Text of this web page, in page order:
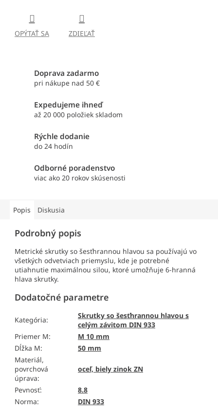
OPÝTAŤ SA ZDIEĽAŤ
Doprava zadarmo
pri nákupe nad 50 €
Expedujeme ihneď
až 20 000 položiek skladom
Rýchle dodanie
do 24 hodín
Odborné poradenstvo
viac ako 20 rokov skúsenosti
Popis Diskusia
Podrobný popis
Metrické skrutky so šesťhrannou hlavou sa používajú vo
všetkých odvetviach priemyslu, kde je potrebné
utiahnutie maximálnou silou, ktoré umožňuje 6-hranná
hlava skrutky.
Dodatočné parametre
Kategória:
Skrutky so šesťhrannou hlavou s
celým závitom DIN 933
Priemer M:
M 10 mm
Dĺžka M:
50 mm
Materiál,
povrchová
úprava:
oceľ, biely zinok ZN
Pevnosť:
8.8
Norma: DIN 933